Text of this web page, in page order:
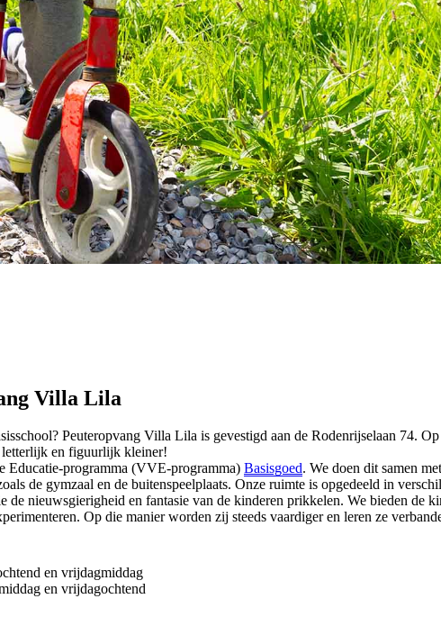
Villa Lila
Peuteropvang Villa Lila is gevestigd aan de Rodenrijselaan 74.
letterlijk en figuurlijk kleiner!
Educatie-programma (VVE-programma) Basisgoed. We doen dit samen
de gymzaal en de buitenspeelplaats. Onze ruimte is opgedeeld in
nieuwsgierigheid en fantasie van de kinderen prikkelen. We bieden de
Op die manier worden zij steeds vaardiger en leren ze
en vrijdagmiddag
en vrijdagochtend